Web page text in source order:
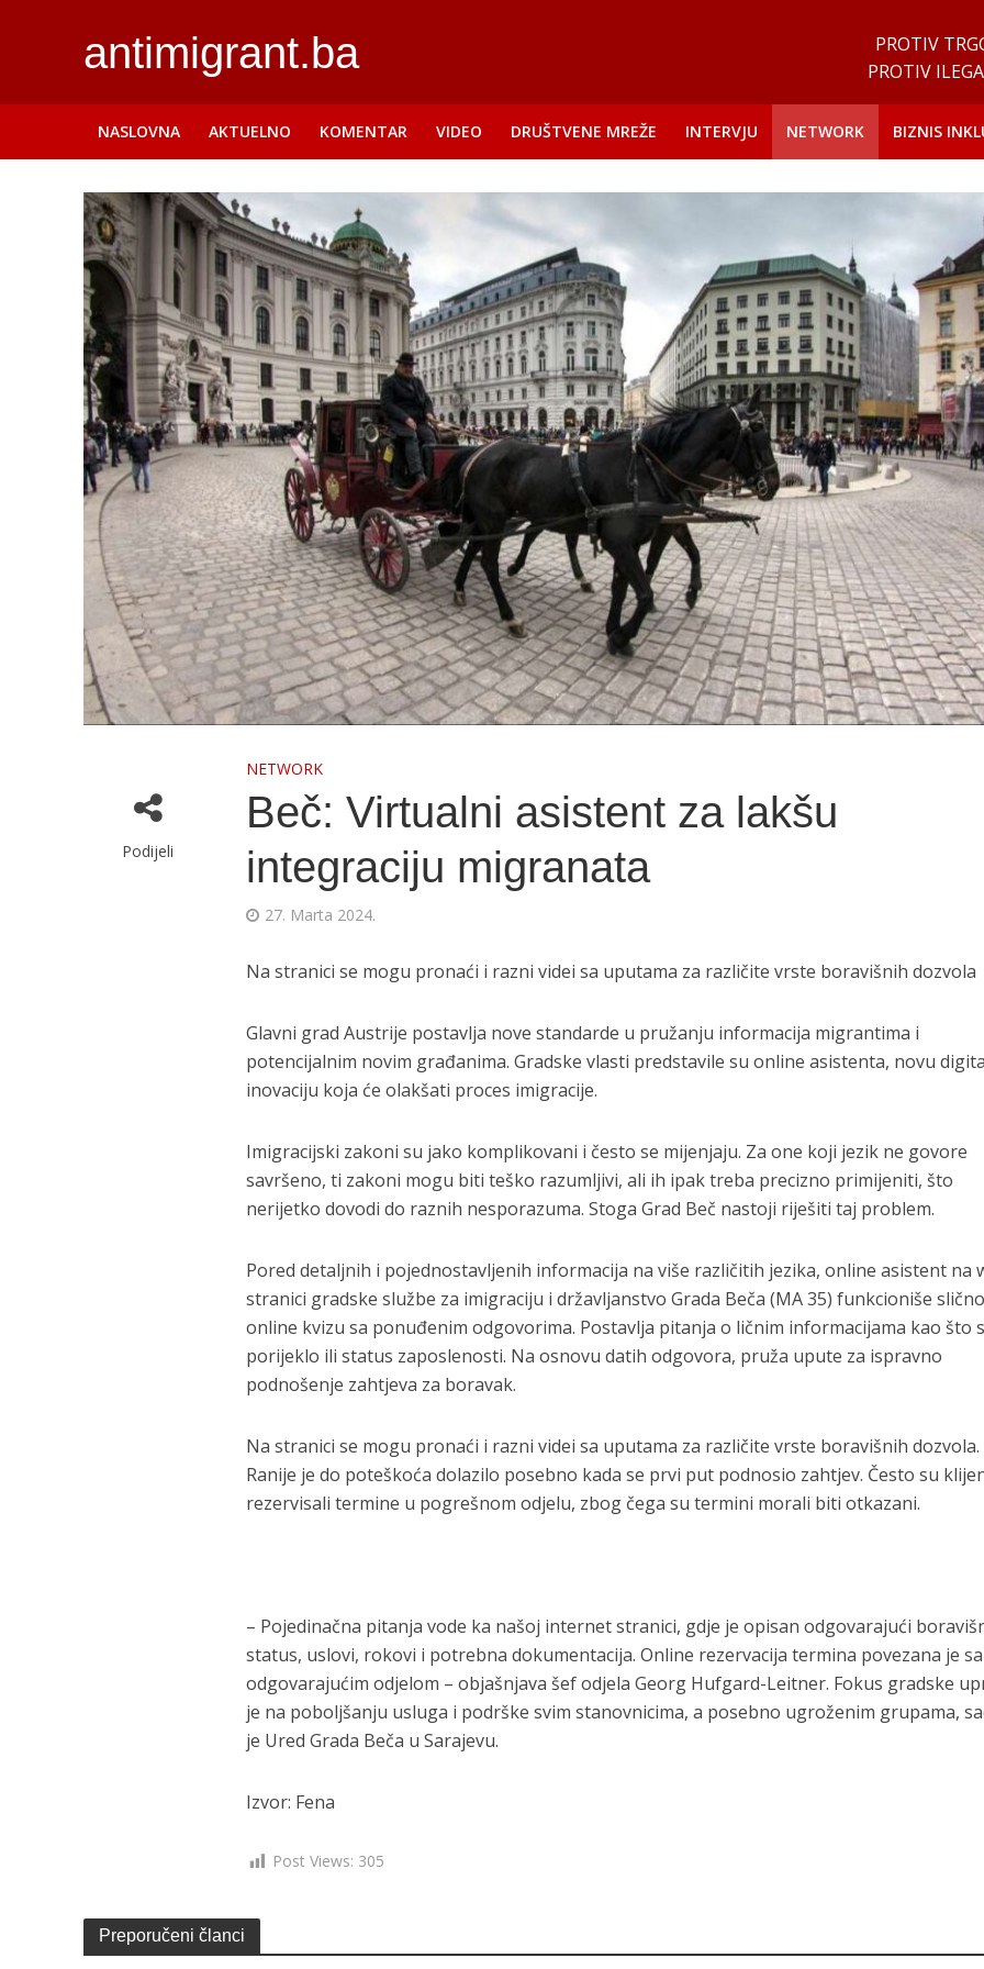
antimigrant.ba
PROTIV
PROTIV
NASLOVNA AKTUELNO KOMENTAR VIDEO DRUŠTVENE MREŽE INTERVJU NETWORK BIZNIS
Podijeli
NETWORK
Beč: Virtualni asistent za lakšu
integraciju migranata
27. Marta 2024.
Na stranici se mogu pronaći i razni videi sa uputama za različite vrste boravišnih dozvola
Glavni grad Austrije postavlja nove standarde u pružanju informacija migrantima i
potencijalnim novim građanima. Gradske vlasti predstavile su online asistenta, novu
inovaciju koja će olakšati proces imigracije.
Imigracijski zakoni su jako komplikovani i često se mijenjaju. Za one koji jezik ne govore
savršeno, ti zakoni mogu biti teško razumljivi, ali ih ipak treba precizno primijeniti, što
nerijetko dovodi do raznih nesporazuma. Stoga Grad Beč nastoji riješiti taj problem.
Pored detaljnih i pojednostavljenih informacija na više različitih jezika, online asistent na
stranici gradske službe za imigraciju i državljanstvo Grada Beča (MA 35) funkcioniše slično
online kvizu sa ponuđenim odgovorima. Postavlja pitanja o ličnim informacijama kao što
porijeklo ili status zaposlenosti. Na osnovu datih odgovora, pruža upute za ispravno
podnošenje zahtjeva za boravak.
Na stranici se mogu pronaći i razni videi sa uputama za različite vrste boravišnih dozvola.
Ranije je do poteškoća dolazilo posebno kada se prvi put podnosio zahtjev. Često su
rezervisali termine u pogrešnom odjelu, zbog čega su termini morali biti otkazani.
– Pojedinačna pitanja vode ka našoj internet stranici, gdje je opisan odgovarajući
status, uslovi, rokovi i potrebna dokumentacija. Online rezervacija termina povezana je sa
odgovarajućim odjelom – objašnjava šef odjela Georg Hufgard-Leitner. Fokus gradske
je na poboljšanju usluga i podrške svim stanovnicima, a posebno ugroženim grupama,
je Ured Grada Beča u Sarajevu.
Izvor: Fena
Post Views: 305
Preporučeni članci